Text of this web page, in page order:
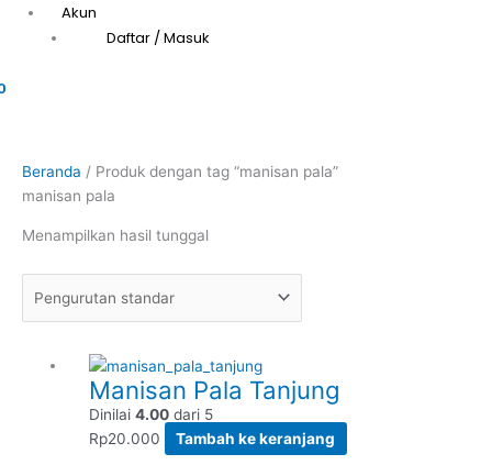
Akun
Daftar / Masuk
Beranda / Produk dengan tag “manisan pala”
manisan pala
Menampilkan hasil tunggal
Manisan Pala Tanjung
Dinilai4.00 dari 5
Rp20.000 Tambah ke keranjang